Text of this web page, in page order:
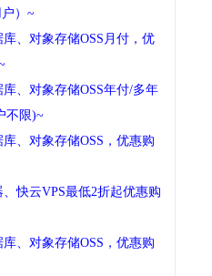
）~
、对象存储OSS月付，优
、对象存储OSS年付/多年
不限)~
、对象存储OSS，优惠购
快云VPS最低2折起优惠购
、对象存储OSS，优惠购